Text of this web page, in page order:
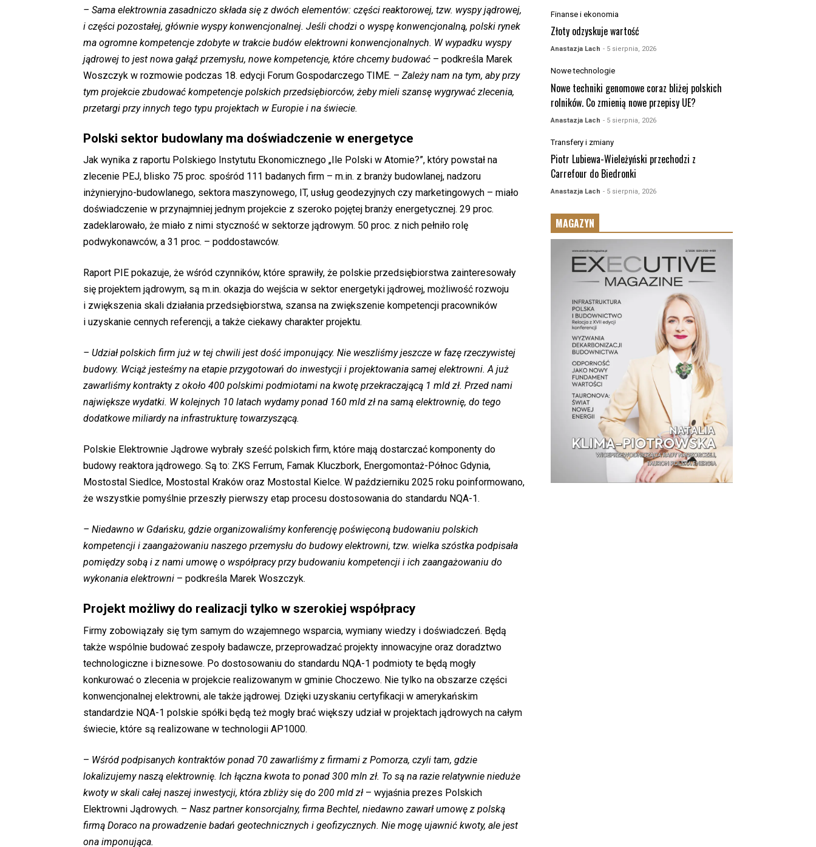
– Sama elektrownia zasadniczo składa się z dwóch elementów: części reaktorowej, tzw. wyspy jądrowej,
i części pozostałej, głównie wyspy konwencjonalnej. Jeśli chodzi o wyspę konwencjonalną, polski rynek
ma ogromne kompetencje zdobyte w trakcie budów elektrowni konwencjonalnych. W wypadku wyspy
jądrowej to jest nowa gałąź przemysłu, nowe kompetencje, które chcemy budować – podkreśla Marek
Woszczyk w rozmowie podczas 18. edycji Forum Gospodarczego TIME. – Zależy nam na tym, aby przy
tym projekcie zbudować kompetencje polskich przedsiębiorców, żeby mieli szansę wygrywać zlecenia,
przetargi przy innych tego typu projektach w Europie i na świecie.
Polski sektor budowlany ma doświadczenie w energetyce
Jak wynika z raportu Polskiego Instytutu Ekonomicznego „Ile Polski w Atomie?”, który powstał na
zlecenie PEJ, blisko 75 proc. spośród 111 badanych firm – m.in. z branży budowlanej, nadzoru
inżynieryjno-budowlanego, sektora maszynowego, IT, usług geodezyjnych czy marketingowych – miało
doświadczenie w przynajmniej jednym projekcie z szeroko pojętej branży energetycznej. 29 proc.
zadeklarowało, że miało z nimi styczność w sektorze jądrowym. 50 proc. z nich pełniło rolę
podwykonawców, a 31 proc. – poddostawców.
Raport PIE pokazuje, że wśród czynników, które sprawiły, że polskie przedsiębiorstwa zainteresowały
się projektem jądrowym, są m.in. okazja do wejścia w sektor energetyki jądrowej, możliwość rozwoju
i zwiększenia skali działania przedsiębiorstwa, szansa na zwiększenie kompetencji pracowników
i uzyskanie cennych referencji, a także ciekawy charakter projektu.
– Udział polskich firm już w tej chwili jest dość imponujący. Nie weszliśmy jeszcze w fazę rzeczywistej
budowy. Wciąż jesteśmy na etapie przygotowań do inwestycji i projektowania samej elektrowni. A już
zawarliśmy kontrakty z około 400 polskimi podmiotami na kwotę przekraczającą 1 mld zł. Przed nami
największe wydatki. W kolejnych 10 latach wydamy ponad 160 mld zł na samą elektrownię, do tego
dodatkowe miliardy na infrastrukturę towarzyszącą.
Polskie Elektrownie Jądrowe wybrały sześć polskich firm, które mają dostarczać komponenty do
budowy reaktora jądrowego. Są to: ZKS Ferrum, Famak Kluczbork, Energomontaż-Północ Gdynia,
Mostostal Siedlce, Mostostal Kraków oraz Mostostal Kielce. W październiku 2025 roku poinformowano,
że wszystkie pomyślnie przeszły pierwszy etap procesu dostosowania do standardu NQA-1.
– Niedawno w Gdańsku, gdzie organizowaliśmy konferencję poświęconą budowaniu polskich
kompetencji i zaangażowaniu naszego przemysłu do budowy elektrowni, tzw. wielka szóstka podpisała
pomiędzy sobą i z nami umowę o współpracy przy budowaniu kompetencji i ich zaangażowaniu do
wykonania elektrowni – podkreśla Marek Woszczyk.
Projekt możliwy do realizacji tylko w szerokiej współpracy
Firmy zobowiązały się tym samym do wzajemnego wsparcia, wymiany wiedzy i doświadczeń. Będą
także wspólnie budować zespoły badawcze, przeprowadzać projekty innowacyjne oraz doradztwo
technologiczne i biznesowe. Po dostosowaniu do standardu NQA-1 podmioty te będą mogły
konkurować o zlecenia w projekcie realizowanym w gminie Choczewo. Nie tylko na obszarze części
konwencjonalnej elektrowni, ale także jądrowej. Dzięki uzyskaniu certyfikacji w amerykańskim
standardzie NQA-1 polskie spółki będą też mogły brać większy udział w projektach jądrowych na całym
świecie, które są realizowane w technologii AP1000.
– Wśród podpisanych kontraktów ponad 70 zawarliśmy z firmami z Pomorza, czyli tam, gdzie
lokalizujemy naszą elektrownię. Ich łączna kwota to ponad 300 mln zł. To są na razie relatywnie nieduże
kwoty w skali całej naszej inwestycji, która zbliży się do 200 mld zł – wyjaśnia prezes Polskich
Elektrowni Jądrowych. – Nasz partner konsorcjalny, firma Bechtel, niedawno zawarł umowę z polską
firmą Doraco na prowadzenie badań geotechnicznych i geofizycznych. Nie mogę ujawnić kwoty, ale jest
ona imponująca.
Finanse i ekonomia
Złoty odzyskuje wartość
Anastazja Lach - 5 sierpnia, 2026
Nowe technologie
Nowe techniki genomowe coraz bliżej polskich
rolników. Co zmienią nowe przepisy UE?
Anastazja Lach - 5 sierpnia, 2026
Transfery i zmiany
Piotr Lubiewa-Wieleżyński przechodzi z
Carrefour do Biedronki
Anastazja Lach - 5 sierpnia, 2026
MAGAZYN